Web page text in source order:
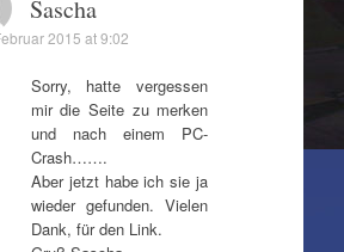
Sascha
2015 at 9:02
Sorry, hatte vergessen
mir die Seite zu merken
und nach einem PC-
Crash…….
Aber jetzt habe ich sie ja
wieder gefunden. Vielen
Dank, für den Link.